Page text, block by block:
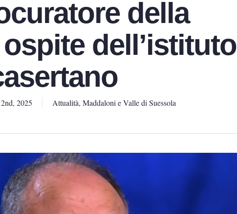
della
dell’istituto
2025 Attualità, Maddaloni e Valle di Suessola